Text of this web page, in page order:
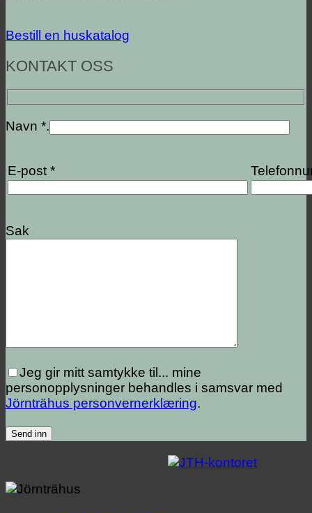
Bestill en huskatalog
KONTAKT OSS
Navn *.
E-post *
Sak
Jeg gir mitt samtykke til... mine
personopplysninger behandles i samsvar med
Jörnträhus personvernerklæring.